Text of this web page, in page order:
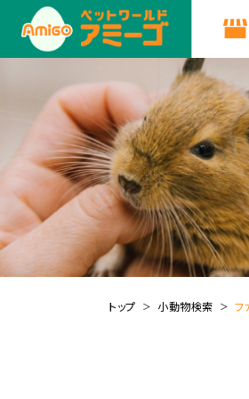
トップ 小動物検索 フ